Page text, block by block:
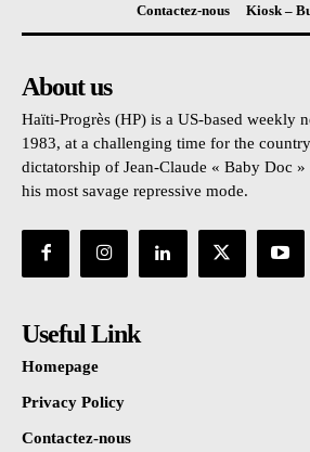
Contactez-nous
Kiosk –
About us
Haïti-Progrès (HP) is a US-based weekly
1983, at a challenging time for the
dictatorship of Jean-Claude « Baby Doc
his most savage repressive mode.
Useful Link
Homepage
Privacy Policy
Contactez-nous